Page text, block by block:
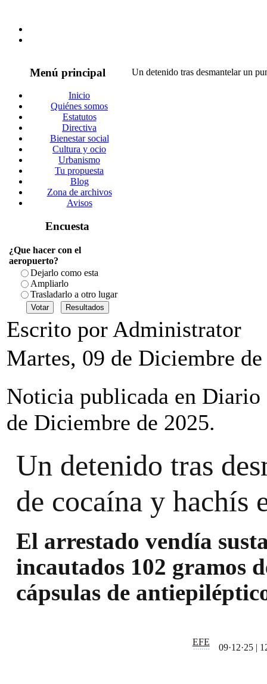
Menú principal
Inicio
Quiénes somos
Estatutos
Directiva
Bienestar social
Cultura y ocio
Urbanismo
Tu propuesta
Blog
Zona de archivos
Avisos
Encuesta
¿Que hacer con el
aeropuerto?
Dejarlo como esta
Ampliarlo
Trasladarlo a otro lugar
Un detenido tras desmantelar un
Escrito por Administrator
Martes, 09 de Diciembre
Noticia publicada en
de Diciembre de 2025.
Un detenido tras
de cocaína y hachís
El arrestado vendía
incautados 102 gramos
cápsulas de
EFE
09·12·25|